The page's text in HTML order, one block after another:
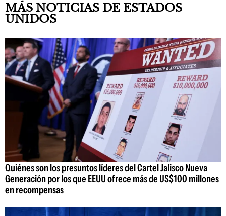
MÁS NOTICIAS DE ESTADOS
UNIDOS
Quiénes son los presuntos líderes del Cartel Jalisco Nueva
Generación por los que EEUU ofrece más de US$100 millones
en recompensas